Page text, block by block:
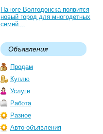
На юге Волгодонска появится
новый город для многодетных
семей…
Объявления
Продам
Куплю
Услуги
Работа
Разное
Авто-объявления